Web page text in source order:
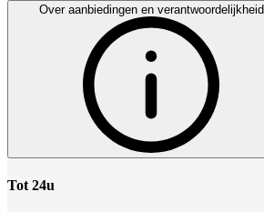
Over aanbiedingen en verantwoordelijkheid
Tot 24u